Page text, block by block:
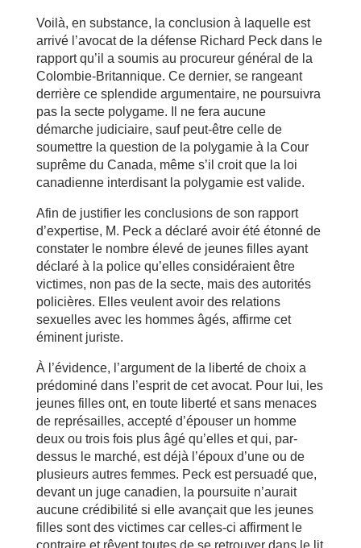
Voilà, en substance, la conclusion à laquelle est
arrivé l’avocat de la défense Richard Peck dans le
rapport qu’il a soumis au procureur général de la
Colombie-Britannique. Ce dernier, se rangeant
derrière ce splendide argumentaire, ne poursuivra
pas la secte polygame. Il ne fera aucune
démarche judiciaire, sauf peut-être celle de
soumettre la question de la polygamie à la Cour
suprême du Canada, même s’il croit que la loi
canadienne interdisant la polygamie est valide.
Afin de justifier les conclusions de son rapport
d’expertise, M. Peck a déclaré avoir été étonné de
constater le nombre élevé de jeunes filles ayant
déclaré à la police qu’elles considéraient être
victimes, non pas de la secte, mais des autorités
policières. Elles veulent avoir des relations
sexuelles avec les hommes âgés, affirme cet
éminent juriste.
À l’évidence, l’argument de la liberté de choix a
prédominé dans l’esprit de cet avocat. Pour lui, les
jeunes filles ont, en toute liberté et sans menaces
de représailles, accepté d’épouser un homme
deux ou trois fois plus âgé qu’elles et qui, par-
dessus le marché, est déjà l’époux d’une ou de
plusieurs autres femmes. Peck est persuadé que,
devant un juge canadien, la poursuite n’aurait
aucune crédibilité si elle avançait que les jeunes
filles sont des victimes car celles-ci affirment le
contraire et rêvent toutes de se retrouver dans le lit